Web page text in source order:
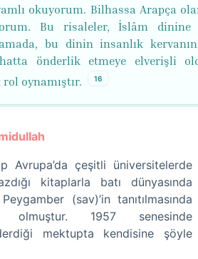
okuyorum. Bilhassa Arapça
Bu risaleler, İslâm dinine
bu dinin insanlık
önderlik etmeye elverişli
oynamıştır.
16
Avrupa’da çeşitli üniversitelerde
kitaplarla batı dünyasında
(sav)’in tanıtılmasında
olmuştur. 1957 senesinde
mektupta kendisine şöyle